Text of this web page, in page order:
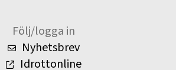
Följ/logga in
Nyhetsbrev
Idrottonline